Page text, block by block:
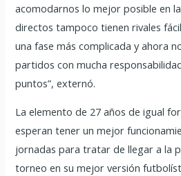
acomodarnos lo mejor posible en
directos tampoco tienen rivales
una fase más complicada y ahora
partidos con mucha
puntos”, externó.
La elemento de 27 años de igual
esperan tener un mejor
jornadas para tratar de llegar a la
torneo en su mejor versión